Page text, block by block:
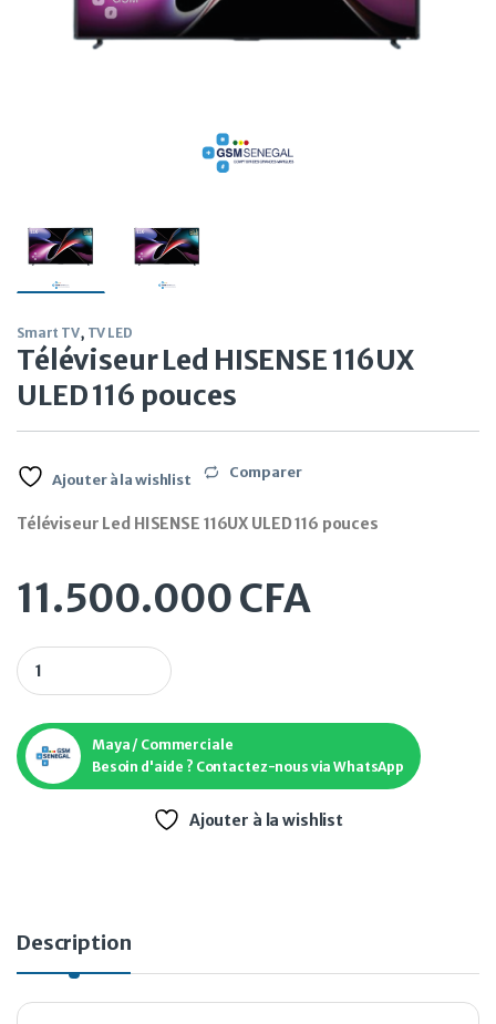
Smart TV, TV LED
Téléviseur Led HISENSE 116UX
ULED 116 pouces
Ajouter à la wishlist Comparer
Téléviseur Led HISENSE 116UX ULED 116 pouces
11.500.000CFA
Téléviseur Led HISENSE 116UX ULED 116 pouces quantity
Maya / Commerciale
Besoin d'aide ? Contactez-nous via WhatsApp
Ajouter à la wishlist
Description